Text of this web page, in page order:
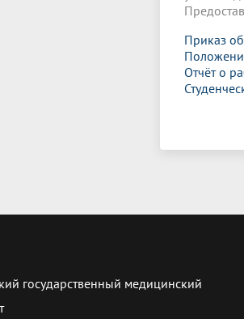
Приказ
Отчёт о
государственный медицинский